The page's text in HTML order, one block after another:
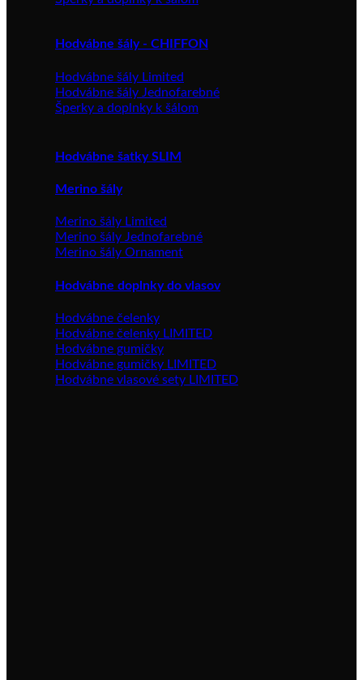
Hodvábne šály - CHIFFON
Hodvábne šály Limited
Hodvábne šály Jednofarebné
Šperky a doplnky k šálom
Hodvábne šatky SLIM
Merino šály
Merino šály Limited
Merino šály Jednofarebné
Merino šály Ornament
Hodvábne doplnky do vlasov
Hodvábne čelenky
Hodvábne čelenky LIMITED
Hodvábne gumičky
Hodvábne gumičky LIMITED
Hodvábne vlasové sety LIMITED